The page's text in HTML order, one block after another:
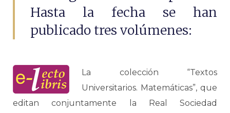
Hasta la fecha se han
publicado tres volúmenes:
La colección “Textos
Universitarios. Matemáticas”, que
editan conjuntamente la Real Sociedad